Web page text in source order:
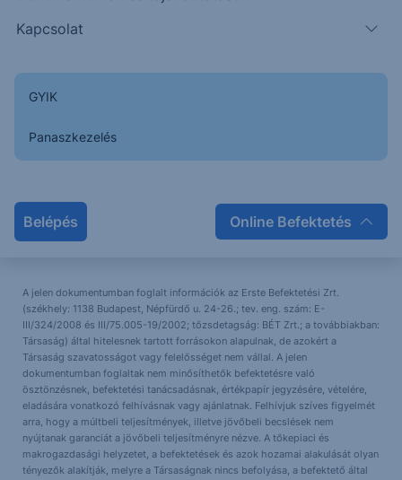
Kapcsolat
GYIK
Panaszkezelés
Belépés Online Befektetés
A jelen dokumentumban foglalt információk az Erste Befektetési Zrt.
(székhely: 1138 Budapest, Népfürdő u. 24-26.; tev. eng. szám: E-
III/324/2008 és III/75.005-19/2002; tőzsdetagság: BÉT Zrt.; a továbbiakban:
Társaság) által hitelesnek tartott forrásokon alapulnak, de azokért a
Társaság szavatosságot vagy felelősséget nem vállal. A jelen
dokumentumban foglaltak nem minősíthetők befektetésre való
ösztönzésnek, befektetési tanácsadásnak, értékpapír jegyzésére, vételére,
eladására vonatkozó felhívásnak vagy ajánlatnak. Felhívjuk szíves figyelmét
arra, hogy a múltbeli teljesítmények, illetve jövőbeli becslések nem
nyújtanak garanciát a jövőbeli teljesítményre nézve. A tőkepiaci és
makrogazdasági helyzetet, a befektetések és azok hozamai alakulását olyan
tényezők alakítják, melyre a Társaságnak nincs befolyása, a befektető által